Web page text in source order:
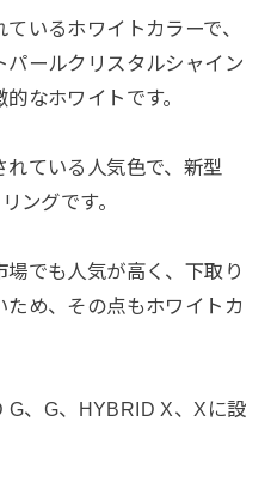
いるホワイトカラーで、
ールクリスタルシャイン
なホワイトです。
ている人気色で、新型
ングです。
でも人気が高く、下取り
め、その点もホワイトカ
G、G、HYBRID X、Xに設